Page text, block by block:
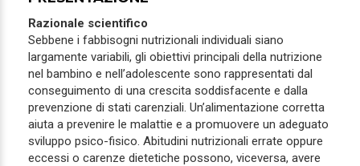
Razionale scientifico
Sebbene i fabbisogni nutrizionali individuali siano
largamente variabili, gli obiettivi principali della nutrizione
nel bambino e nell’adolescente sono rappresentati dal
conseguimento di una crescita soddisfacente e dalla
prevenzione di stati carenziali. Un’alimentazione corretta
aiuta a prevenire le malattie e a promuovere un adeguato
sviluppo psico-fisico. Abitudini nutrizionali errate oppure
eccessi o carenze dietetiche possono, viceversa, avere